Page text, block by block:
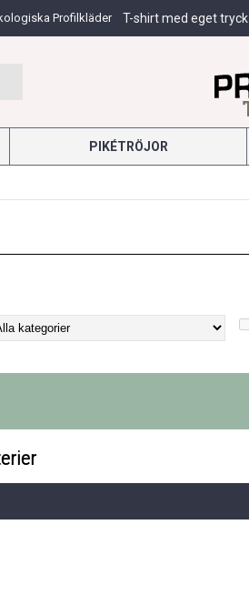
Profilkläder T-shirt med eget tryck
PIKÉTRÖJOR